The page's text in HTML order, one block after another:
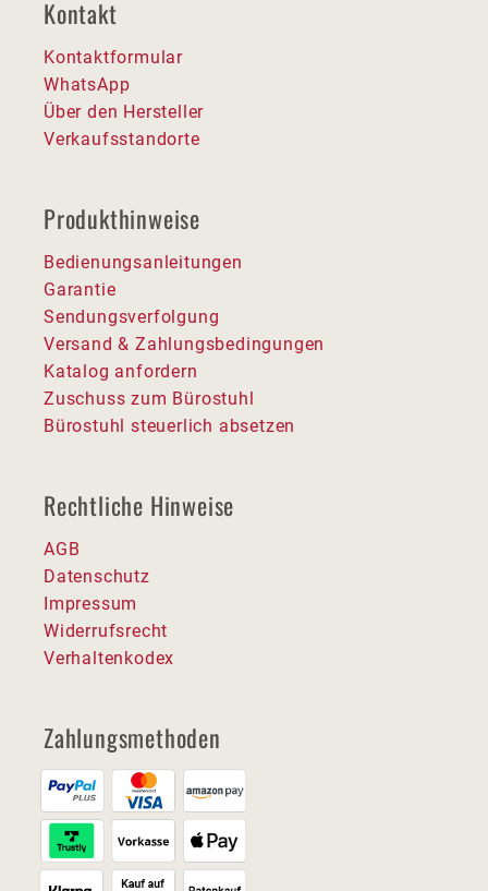
Kontakt
Kontaktformular
WhatsApp
Über den Hersteller
Verkaufsstandorte
Produkthinweise
Bedienungsanleitungen
Garantie
Sendungsverfolgung
Versand & Zahlungsbedingungen
Katalog anfordern
Zuschuss zum Bürostuhl
Bürostuhl steuerlich absetzen
Rechtliche Hinweise
AGB
Datenschutz
Impressum
Widerrufsrecht
Verhaltenkodex
Zahlungsmethoden